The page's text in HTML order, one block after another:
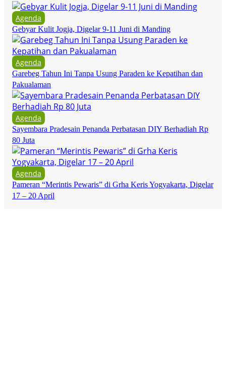
Agenda
Gebyar Kulit Jogja, Digelar 9-11 Juni di Manding
Agenda
Garebeg Tahun Ini Tanpa Usung Paraden ke Kepatihan dan
Pakualaman
Agenda
Sayembara Pradesain Penanda Perbatasan DIY Berhadiah Rp
80 Juta
Agenda
Pameran “Merintis Pewaris” di Grha Keris Yogyakarta, Digelar
17 – 20 April